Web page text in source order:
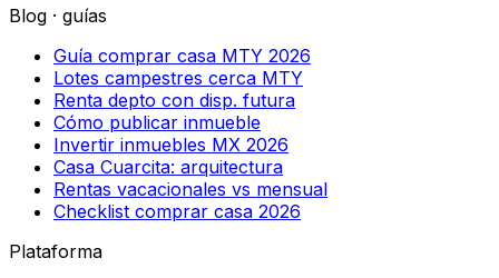
Blog · guías
Guía comprar casa MTY 2026
Lotes campestres cerca MTY
Renta depto con disp. futura
Cómo publicar inmueble
Invertir inmuebles MX 2026
Casa Cuarcita: arquitectura
Rentas vacacionales vs mensual
Checklist comprar casa 2026
Plataforma